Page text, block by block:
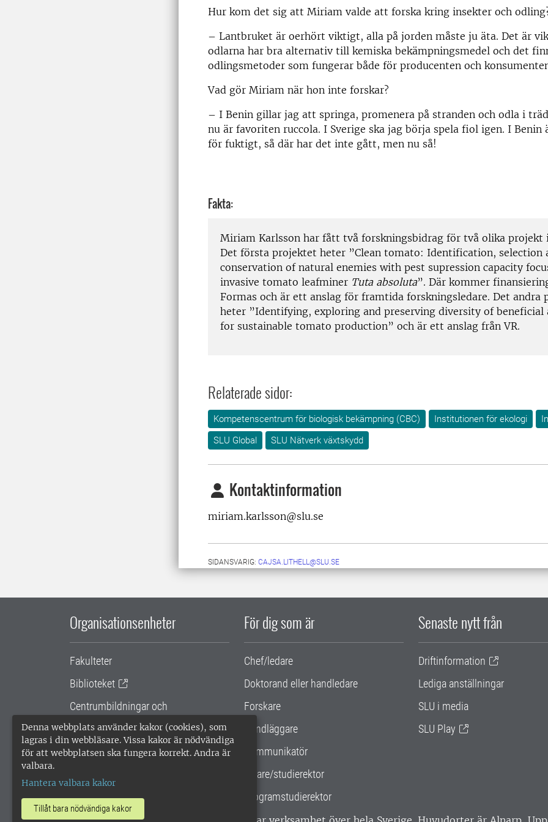
Denna webbplats använder kakor (cookies), som
lagras i din webbläsare. Vissa kakor är nödvändiga
för att webbplatsen ska fungera korrekt. Andra är
valbara.
Hantera valbara kakor
Tillåt bara nödvändiga kakor
Hur kom det sig att Miriam valde att forska kring insekter och
– Lantbruket är oerhört viktigt, alla på jorden måste ju äta. Det är
odlarna har bra alternativ till kemiska bekämpningsmedel och det
odlingsmetoder som fungerar både för producenten och
Vad gör Miriam när hon inte forskar?
– I Benin gillar jag att springa, promenera på stranden och odla i
nu är favoriten ruccola. I Sverige ska jag börja spela fiol igen. I Benin
för fuktigt, så där har det inte gått, men nu så!
Fakta:
Miriam Karlsson har fått två forskningsbidrag för två olika projekt
Det första projektet heter ”Clean tomato: Identification, selection
conservation of natural enemies with pest supression capacity
invasive tomato leafminer Tuta absoluta”. Där kommer
Formas och är ett anslag för framtida forskningsledare. Det andra
heter ”Identifying, exploring and preserving diversity of beneficial
for sustainable tomato production” och är ett anslag från VR.
Relaterade sidor:
Kompetenscentrum för biologisk bekämpning (CBC) Institutionen för ekologi
SLU Global
SLU Nätverk växtskydd
Kontaktinformation
miriam.karlsson@slu.se
SIDANSVARIG: CAJSA.LITHELL@SLU.SE
Organisationsenheter
Fakulteter
Biblioteket
Centrumbildningar och
samarbetsprojekt
Gemensamma verksamhetsstödet
För dig som är
Chef/ledare
Doktorand eller handledare
Forskare
Handläggare
Kommunikatör
Lärare/studierektor
Programstudierektor
Senaste nytt från
Driftinformation
Lediga anställningar
SLU i media
SLU Play